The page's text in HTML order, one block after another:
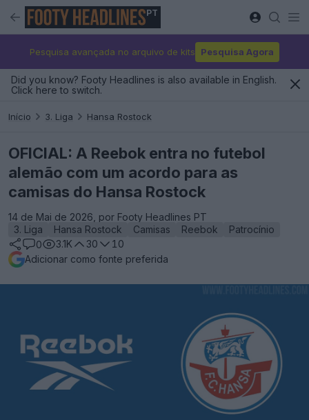
PT
Pesquisa avançada no arquivo de kits Pesquisa Agora
Did you know? Footy Headlines is also available in English.
Click here to switch.
Início 3. Liga Hansa Rostock
OFICIAL: A Reebok entra no futebol
alemão com um acordo para as
camisas do Hansa Rostock
14 de Mai de 2026, por Footy Headlines PT
3. Liga
Hansa Rostock Camisas Reebok
Patrocínio
0
3.1K 30
10
Adicionar como fonte preferida